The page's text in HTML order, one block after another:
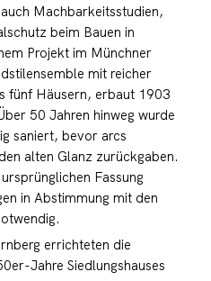
Machbarkeitsstudien,
beim Bauen in
Projekt im Münchner
mit reicher
fünf Häusern, erbaut 1903
50 Jahren hinweg wurde
saniert, bevor arcs
alten Glanz zurückgaben.
Fassung
in Abstimmung mit den
errichteten die
Jahre Siedlungshauses